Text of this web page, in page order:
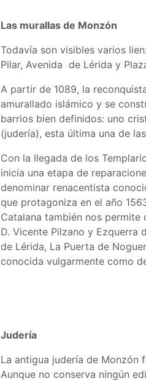
Las murallas de Monzón
Todavía son visibles varios
Pilar, Avenida de Lérida y
A partir de 1089, la
amurallado islámico y se
barrios bien definidos: uno
(judería), esta última una de
Con la llegada de los
inicia una etapa de
denominar renacentista
que protagoniza en el año
Catalana también nos permite
D. Vicente Pilzano y Ezquerra
de Lérida, La Puerta de
conocida vulgarmente como
Judería
La antigua judería de Monzón
Aunque no conserva ningún